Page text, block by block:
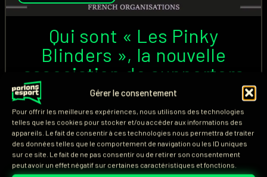
Gérer le consentement
Pour offrir les meilleures expériences, nous utilisons des technologies
telles que les cookies pour stocker et/ou accéder aux informations des
appareils. Le fait de consentir à ces technologies nous permettra de traiter
des données telles que le comportement de navigation ou les ID uniques
sur ce site. Le fait de ne pas consentir ou de retirer son consentement
peut avoir un effet négatif sur certaines caractéristiques et fonctions.
Qui sont « Les Pinky
Blinders », la nouvelle
association de supporters
de Gentle Mates ?
Alors que les The Gentle Suits est l'association de
supporters présente à tous les événements pour
soutenir Gentle Mates (M8), une nouvelle
organisation vient de naître. Membres, identité,